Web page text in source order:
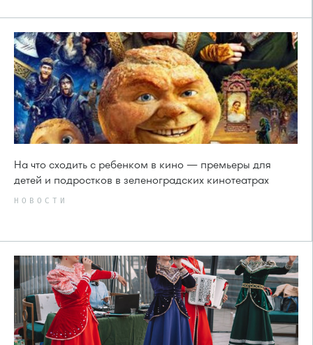
На что сходить с ребенком в кино — премьеры для
детей и подростков в зеленоградских кинотеатрах
НОВОСТИ